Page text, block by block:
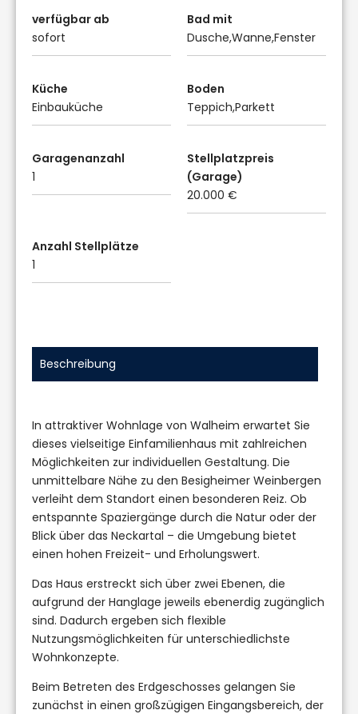
verfügbar ab
sofort
Bad mit
Dusche,Wanne,Fenster
Küche
Einbauküche
Boden
Teppich,Parkett
Garagenanzahl
1
Stellplatzpreis
(Garage)
20.000 €
Anzahl Stellplätze
1
Beschreibung
In attraktiver Wohnlage von Walheim erwartet Sie
dieses vielseitige Einfamilienhaus mit zahlreichen
Möglichkeiten zur individuellen Gestaltung. Die
unmittelbare Nähe zu den Besigheimer Weinbergen
verleiht dem Standort einen besonderen Reiz. Ob
entspannte Spaziergänge durch die Natur oder der
Blick über das Neckartal – die Umgebung bietet
einen hohen Freizeit- und Erholungswert.
Das Haus erstreckt sich über zwei Ebenen, die
aufgrund der Hanglage jeweils ebenerdig zugänglich
sind. Dadurch ergeben sich flexible
Nutzungsmöglichkeiten für unterschiedlichste
Wohnkonzepte.
Beim Betreten des Erdgeschosses gelangen Sie
zunächst in einen großzügigen Eingangsbereich, der